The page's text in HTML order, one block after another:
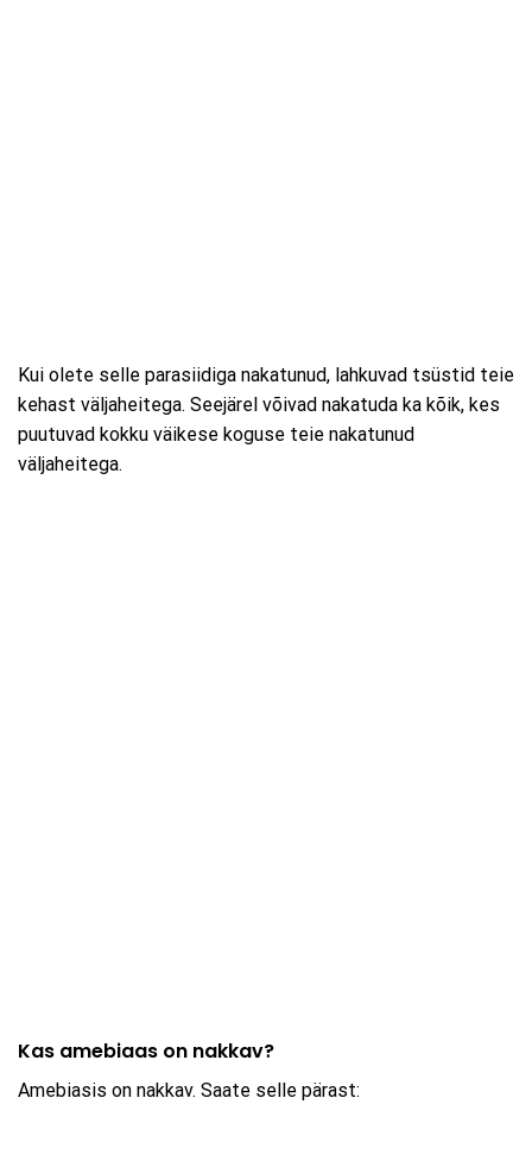
Kui olete selle parasiidiga nakatunud, lahkuvad tsüstid teie
kehast väljaheitega. Seejärel võivad nakatuda ka kõik, kes
puutuvad kokku väikese koguse teie nakatunud
väljaheitega.
Kas amebiaas on nakkav?
Amebiasis on nakkav. Saate selle pärast: